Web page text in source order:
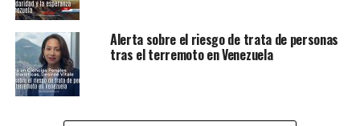
Alerta sobre el riesgo de trata de personas
tras el terremoto en Venezuela